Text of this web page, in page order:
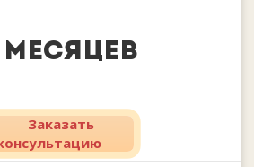
месяцев
Заказать